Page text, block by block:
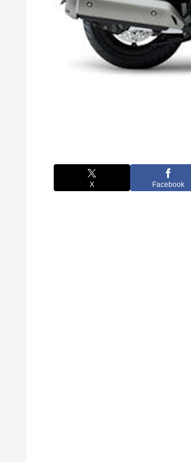
X Facebook